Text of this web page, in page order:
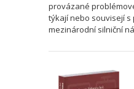
provázané
týkají nebo souvisejí s
mezinárodní silniční